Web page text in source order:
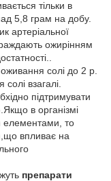
тільки в
5,8 грам на добу.
артеріальної
ожирінням
солі до 2 р.
взагалі.
підтримувати
в організмі
елементами, то
впливає на
препарати